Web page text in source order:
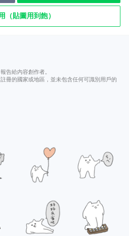
（貼圖用到飽）
告給內容創作者。
冊的國家或地區，並未包含任何可識別用戶的